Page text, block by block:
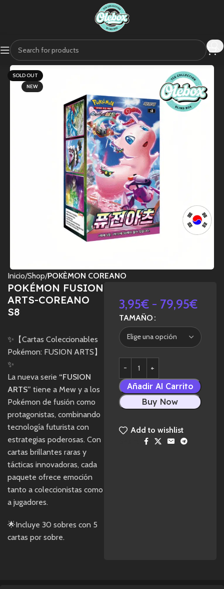
SOLD OUT
NEW
Inicio Shop POKÈMON COREANO
POKÉMON FUSION
ARTS-COREANO
S8
✨【Cartas Coleccionables
Pokémon: FUSION ARTS】
✨
La nueva serie “FUSION
ARTS” tiene a Mew y a los
Pokémon de fusión como
protagonistas, combinando
tecnología futurista con
estrategias poderosas. Con
cartas brillantes raras y
tácticas innovadoras, cada
paquete ofrece emoción
tanto a coleccionistas como
a jugadores.
🌟Incluye 30 sobres con 5
cartas por sobre.
3,95€ - 79,95€
TAMAÑO
Añadir Al Carrito
Buy Now
Add to wishlist